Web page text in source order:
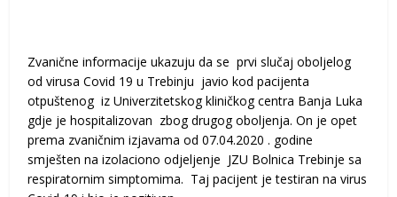
Zvanične informacije ukazuju da se prvi slučaj oboljelog
od virusa Covid 19 u Trebinju javio kod pacijenta
otpuštenog iz Univerzitetskog kliničkog centra Banja Luka
gdje je hospitalizovan zbog drugog oboljenja. On je opet
prema zvaničnim izjavama od 07.04.2020 . godine
smješten na izolaciono odjeljenje JZU Bolnica Trebinje sa
respiratornim simptomima. Taj pacijent je testiran na virus